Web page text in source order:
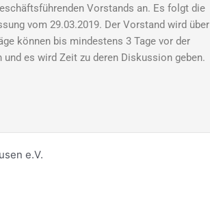
Vorstands an. Es folgt die
vom 29.03.2019. Der Vorstand wird über
können bis mindestens 3 Tage vor der
es wird Zeit zu deren Diskussion geben.
e.V.